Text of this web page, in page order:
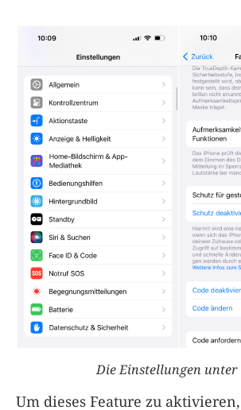
Die Einstellungen unter
Um dieses Feature zu